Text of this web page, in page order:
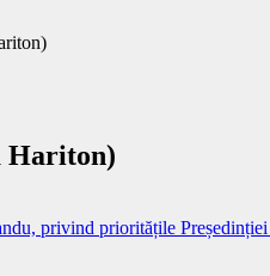
Hariton)
privind prioritățile